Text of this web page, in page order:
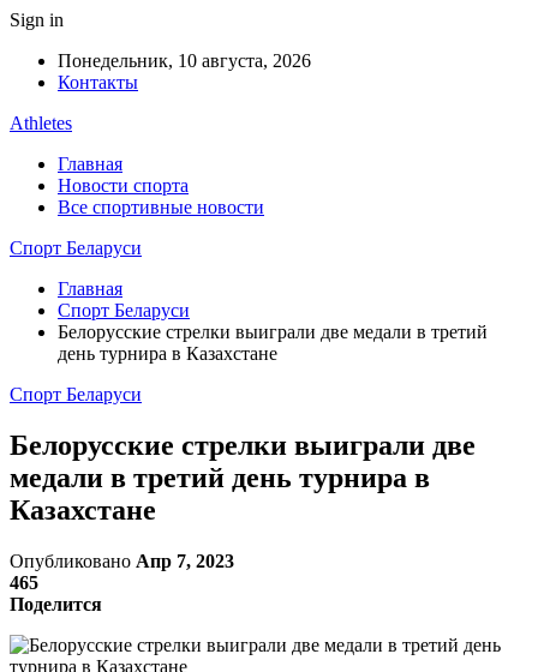
Sign in
Понедельник, 10 августа, 2026
Контакты
Athletes
Главная
Новости спорта
Все спортивные новости
Спорт Беларуси
Главная
Спорт Беларуси
Белорусские стрелки выиграли две медали в третий
день турнира в Казахстане
Спорт Беларуси
Белорусские стрелки выиграли две
медали в третий день турнира в
Казахстане
Опубликовано Апр 7, 2023
465
Поделится